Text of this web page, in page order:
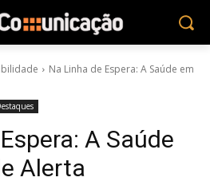
Na Linha de Espera: A Saúde em
A Saúde
Alerta